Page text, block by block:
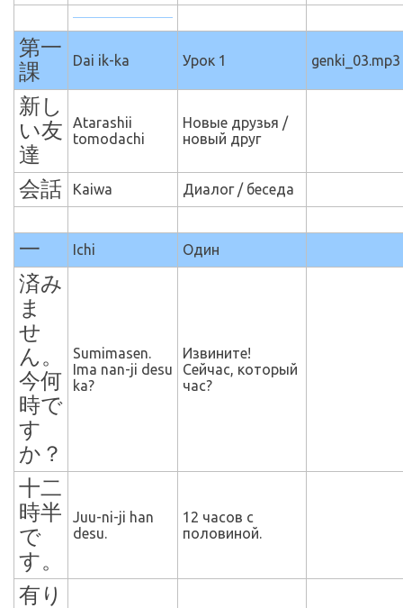
第一
課
Dai ik-ka Урок 1 genki_03.mp3
新し
い友
達
Atarashii
tomodachi
Новые друзья /
новый друг
会話 Kaiwa Диалог / беседа
一 Ichi Один
済み
ま
せ
ん。
今何
時で
す
か？
Sumimasen.
Ima nan-ji desu
ka?
Извините!
Сейчас, который
час?
十二
時半
で
す。
Juu-ni-ji han
desu.
12 часов с
половиной.
有り